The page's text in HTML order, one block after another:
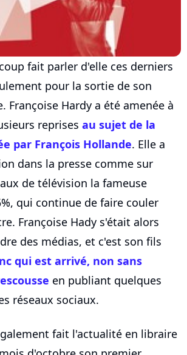
fait parler d'elle ces derniers
pour la sortie de son
Françoise Hardy a été amenée à
reprises au sujet de la
par François Hollande. Elle a
dans la presse comme sur
de télévision la fameuse
qui continue de faire couler
Françoise Hady s'était alors
des médias, et c'est son fils
qui est arrivé, non sans
en publiant quelques
réseaux sociaux.
fait l'actualité en libraire